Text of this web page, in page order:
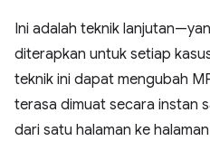
Ini adalah teknik
diterapkan untuk setiap
teknik ini dapat mengubah
terasa dimuat secara instan
dari satu halaman ke